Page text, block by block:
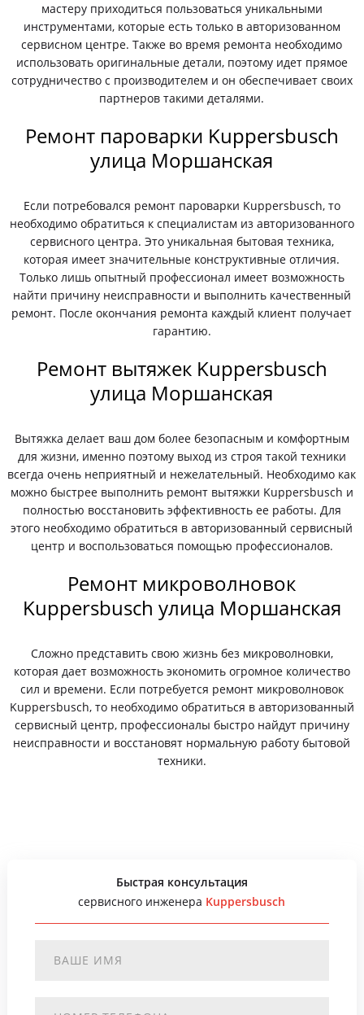
мастеру приходиться пользоваться уникальными
инструментами, которые есть только в авторизованном
сервисном центре. Также во время ремонта необходимо
использовать оригинальные детали, поэтому идет прямое
сотрудничество с производителем и он обеспечивает своих
партнеров такими деталями.
Ремонт пароварки Kuppersbusch
улица Моршанская
Если потребовался ремонт пароварки Kuppersbusch, то
необходимо обратиться к специалистам из авторизованного
сервисного центра. Это уникальная бытовая техника,
которая имеет значительные конструктивные отличия.
Только лишь опытный профессионал имеет возможность
найти причину неисправности и выполнить качественный
ремонт. После окончания ремонта каждый клиент получает
гарантию.
Ремонт вытяжек Kuppersbusch
улица Моршанская
Вытяжка делает ваш дом более безопасным и комфортным
для жизни, именно поэтому выход из строя такой техники
всегда очень неприятный и нежелательный. Необходимо как
можно быстрее выполнить ремонт вытяжки Kuppersbusch и
полностью восстановить эффективность ее работы. Для
этого необходимо обратиться в авторизованный сервисный
центр и воспользоваться помощью профессионалов.
Ремонт микроволновок
Kuppersbusch улица Моршанская
Сложно представить свою жизнь без микроволновки,
которая дает возможность экономить огромное количество
сил и времени. Если потребуется ремонт микроволновок
Kuppersbusch, то необходимо обратиться в авторизованный
сервисный центр, профессионалы быстро найдут причину
неисправности и восстановят нормальную работу бытовой
техники.
Быстрая консультация
сервисного инженера Kuppersbusch